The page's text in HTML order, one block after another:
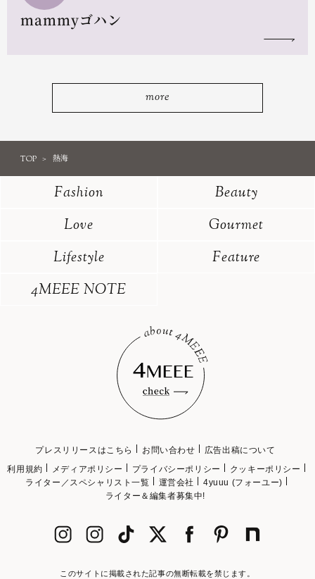
mammyゴハン
more
TOP 熱海
Fashion
Beauty
Love
Gourmet
Lifestyle
Feature
4MEEE NOTE
プレスリリースはこちら お問い合わせ
広告出稿について
利用規約
メディアポリシー プライバシーポリシー
クッキーポリシー
ライター／スペシャリスト一覧
運営会社
4yuuu (フォーユー)
ライター＆編集者募集中!
このサイトに掲載された記事の無断転載を禁じます。